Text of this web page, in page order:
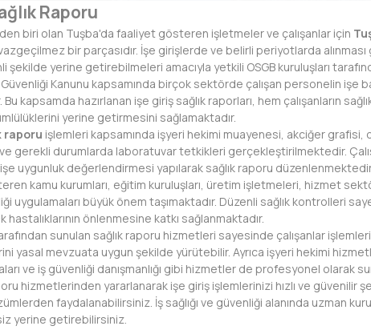
Raporu
biri olan Tuşba'da faaliyet gösteren işletmeler ve çalışanlar için
bir parçasıdır. İşe girişlerde ve belirli periyotlarda alınması
şekilde yerine getirebilmeleri amacıyla yetkili OSGB kuruluşları
ve Güvenliği Kanunu kapsamında birçok sektörde çalışan personelin
kapsamda hazırlanan işe giriş sağlık raporları, hem çalışanların
yerine getirmesini sağlamaktadır.
raporu işlemleri kapsamında işyeri hekimi muayenesi, akciğer
gerekli durumlarda laboratuvar tetkikleri gerçekleştirilmektedir.
uygunluk değerlendirmesi yapılarak sağlık raporu
kamu kurumları, eğitim kuruluşları, üretim işletmeleri, hizmet
uygulamaları büyük önem taşımaktadır. Düzenli sağlık kontrolleri
hastalıklarının önlenmesine katkı sağlanmaktadır.
sunulan sağlık raporu hizmetleri sayesinde çalışanlar
yasal mevzuata uygun şekilde yürütebilir. Ayrıca işyeri hekimi
ve iş güvenliği danışmanlığı gibi hizmetler de profesyonel olarak
hizmetlerinden yararlanarak işe giriş işlemlerinizi hızlı ve güvenilir
faydalanabilirsiniz. İş sağlığı ve güvenliği alanında uzman
yerine getirebilirsiniz.